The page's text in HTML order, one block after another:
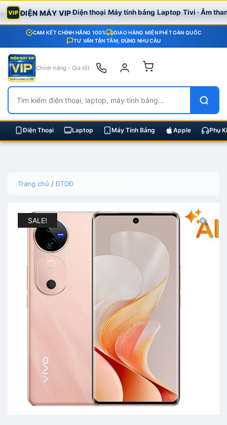
VIP ĐIỆN MÁY VIPĐiện thoại Máy tính bảng Laptop Tivi · Âm
CAM KẾT CHÍNH HÃNG 100%
GIAO HÀNG MIỄN PHÍ TOÀN QUỐC
TƯ VẤN TẬN TÂM, ĐÚNG NHU CẦU
Chính hãng - Giá tốt
Điện Thoại Laptop Máy Tính Bảng Apple Phụ
Trang chủ /ĐTDĐ
SALE!